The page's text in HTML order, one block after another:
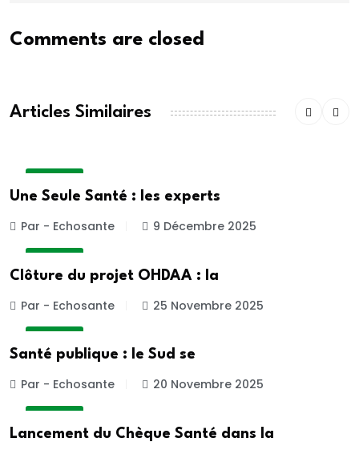
Comments are closed
Articles Similaires
Une Seule Santé : les experts
Par - Echosante 9 Décembre 2025
Clôture du projet OHDAA : la
Par - Echosante 25 Novembre 2025
Santé publique : le Sud se
Par - Echosante 20 Novembre 2025
Lancement du Chèque Santé dans la